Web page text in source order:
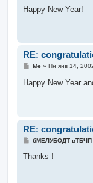
о
б
и
е
Happy New Year!
RE:
С
б
Me» Пн янв 14,
Happy New Year
RE:
С
о
бМЕЛУБОДТ вТБЧП
Thanks !